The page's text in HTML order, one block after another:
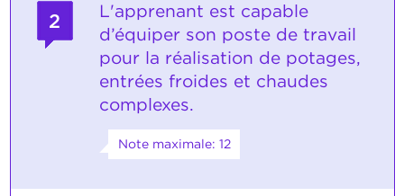
2
L'apprenant est capable
d’équiper son poste de travail
pour la réalisation de potages,
entrées froides et chaudes
complexes.
Note maximale: 12